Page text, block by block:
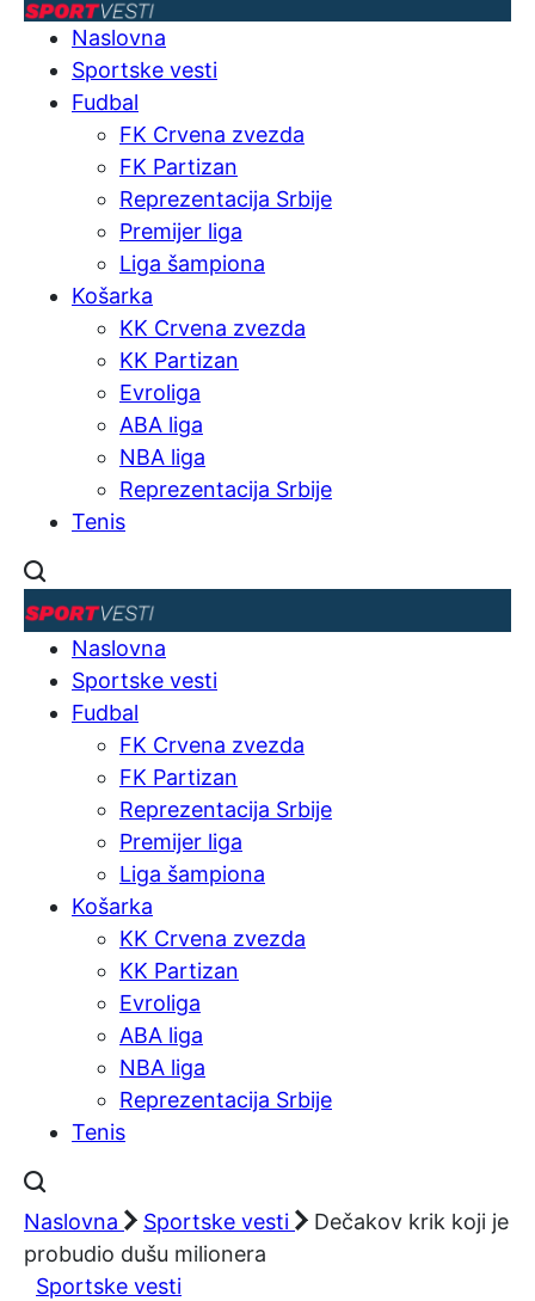
Naslovna
Sportske vesti
Fudbal
FK Crvena zvezda
FK Partizan
Reprezentacija Srbije
Premijer liga
Liga šampiona
Košarka
KK Crvena zvezda
KK Partizan
Evroliga
ABA liga
NBA liga
Reprezentacija Srbije
Tenis
Naslovna
Sportske vesti
Fudbal
FK Crvena zvezda
FK Partizan
Reprezentacija Srbije
Premijer liga
Liga šampiona
Košarka
KK Crvena zvezda
KK Partizan
Evroliga
ABA liga
NBA liga
Reprezentacija Srbije
Tenis
Naslovna Sportske vesti
Dečakov krik koji je
probudio dušu milionera
Sportske vesti